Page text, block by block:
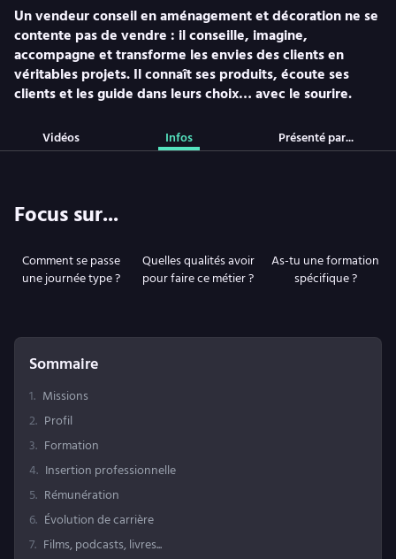
Un vendeur conseil en aménagement et décoration ne se
contente pas de vendre : il conseille, imagine,
accompagne et transforme les envies des clients en
véritables projets. Il connaît ses produits, écoute ses
clients et les guide dans leurs choix… avec le sourire.
Vidéos Infos Présenté par...
Focus sur...
Comment se passe
une journée type ?
Quelles qualités avoir
pour faire ce métier ?
As-tu une formation
spécifique ?
Sommaire
1. Missions
2. Profil
3. Formation
4. Insertion professionnelle
5. Rémunération
6. Évolution de carrière
7. Films, podcasts, livres...